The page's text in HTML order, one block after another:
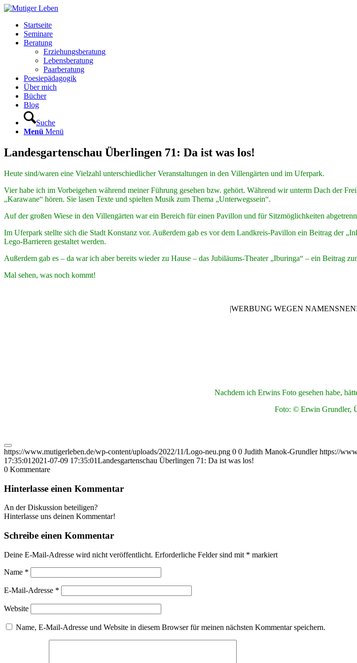
Startseite
Seminare
Beratung
Erziehungsberatung
Lebensberatung
Paarberatung
Poesiepädagogik
Über mich
Bücher
Blog
Suche
Menü Menü
Landesgartenschau Überlingen 71: Da ist was los!
Heute sind/waren eine Vielzahl unterschiedlicher Veranstaltungen in den Villengärten und im Uferpark.
Vier habe ich im Vorbeigehen während meiner Führung gesehen bzw. gehört. Während wir unterm Dach der
„Karawane“ hören. Sie lasen Texte und spielten Musik zum Thema „Unterwegssein“.
Auf der großen Wiese in den Villengärten war ein Bereich für einen Pavillon und für Sitzmöglichkeiten
Im Uferpark stellte sich die Stadt Konstanz vor. Außerdem gab es vor dem Landkreis-Pavillon ein Beitrag der
Lego-Barrieren gestaltet werden.
Außerdem gab es – da war ich aber bereits wieder zu Hause – das Jubiläums-Theater „Iburinga“ – ein Beitrag
Mal sehen, was noch kommt!
|WERBUNG WEGEN
Nachdem ich Erwins Foto gesehen habe,
Foto: © Erwin Grundler,
https://www.mutigerleben.de/wp-content/uploads/2022/11/Logo-neu.png 0 0 Judith Manok-Grundler https://
17:35:01 2021-07-09 17:35:01Landesgartenschau Überlingen 71: Da ist was los!
0 Kommentare
Hinterlasse einen Kommentar
An der Diskussion beteiligen?
Hinterlasse uns deinen Kommentar!
Schreibe einen Kommentar
Deine E-Mail-Adresse wird nicht veröffentlicht. Erforderliche Felder sind mit * markiert
Name *
E-Mail-Adresse *
Website
Name, E-Mail-Adresse und Website in diesem Browser für meinen nächsten Kommentar speichern.